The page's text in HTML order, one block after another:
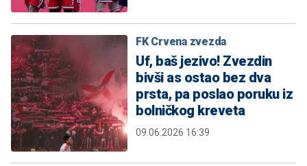
FK Crvena zvezda
Uf, baš jezivo! Zvezdin
bivši as ostao bez dva
prsta, pa poslao poruku iz
bolničkog kreveta
09.06.2026 16:39